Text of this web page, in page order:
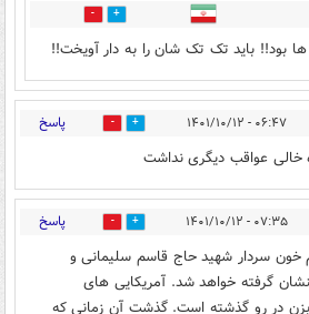
2
بود!! باید تک تک شان را به دار آویخت!!
۰۶:۴۷ - ۱۴۰۱/۱۰/۱۲ 7 پاسخ
خالی عواقب دیگری نداشت
۰۷:۳۵ - ۱۴۰۱/۱۰/۱۲ 7 پاسخ
خون سردار شهید حاج قاسم سلیمانی و
گرفته خواهد شد. آمریکایی های
بزن در رو گذشته است. گذشت آن زمانی که